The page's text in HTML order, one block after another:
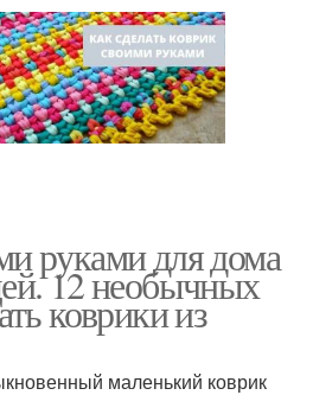
руками для дома
12 необычных
коврики из
маленький коврик